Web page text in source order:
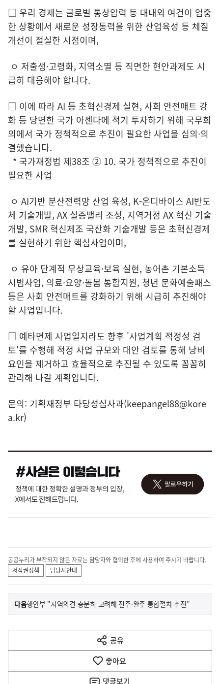
□ 우리 경제는 글로벌 통상압력 등 대내외 여건이 엄중
한 상황에서 새로운 성장동력을 위한 산업육성 등 체질
개선이 절실한 시점이며,
ㅇ 저출생·고령화, 지역소멸 등 직면한 현안과제도 시
급히 대응해야 합니다.
□ 이에 따라 AI 등 초혁신경제 실현, 사회 안전매트 강
화 등 당면한 국가 아젠다에 적기 투자하기 위해 국무회
의에서 국가 정책적으로 추진이 필요한 사업을 심의·의
결했습니다.
* 국가재정법 제38조 ② 10. 국가 정책적으로 추진이
필요한 사업
ㅇ AI기반 분산전력망 산업 육성, K-온디바이스 AI반도
체 기술개발, AX 실증밸리 조성, 지역거점 AX 혁신 기술
개발, SMR 혁신제조 국산화 기술개발 등은 초혁신경제
를 실현하기 위한 핵심사업이며,
ㅇ 유아 단계적 무상교육·보육 실현, 농어촌 기본소득
시범사업, 의료·요양·돌봄 통합지원, 청년 문화예술패스
등은 사회 안전매트를 강화하기 위해 시급히 추진해야
할 사업입니다.
□ 예타면제 사업일지라도 향후 '사업계획 적정성 검
토'를 수행해 적정 사업 규모와 대안 검토를 통해 낭비
요인을 제거하고 효율적으로 추진될 수 있도록 꼼꼼히
관리해 나갈 계획입니다.
문의: 기획재정부 타당성심사과(keepangel88@kore
a.kr)
공공누리가 부착되지 않은 자료는 담당자와 협의한 후에 사용하여 주시기 바랍니다.
저작권정책
담당자안내
이
전
다
음
다음기
사
행안부 "지역의견 충분히 고려해 전주·완주 통합절차 추진"
공유
열
기
좋아요
댓글보기